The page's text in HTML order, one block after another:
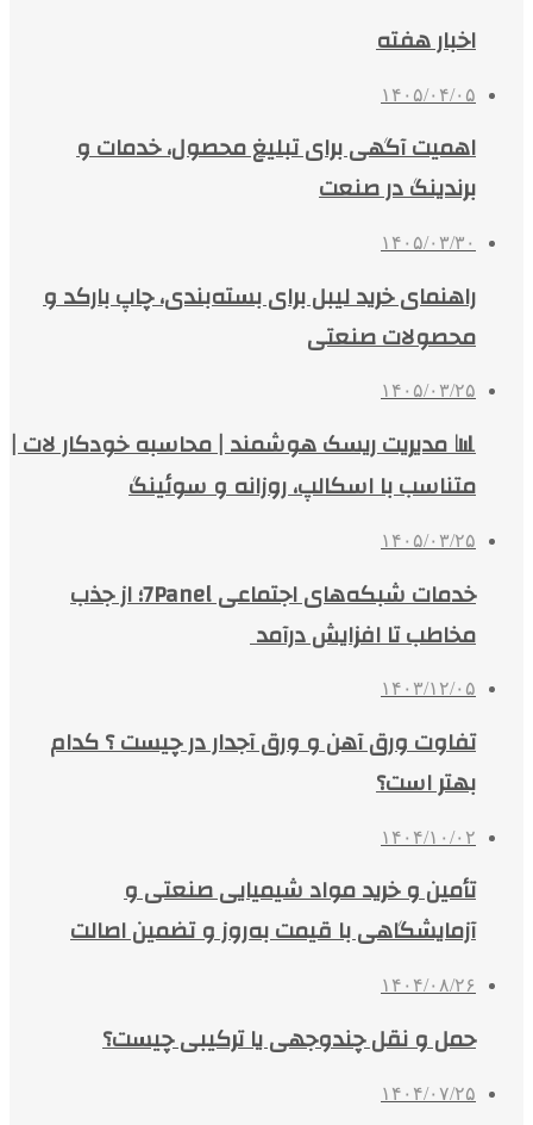
اخبار هفته
۱۴۰۵/۰۴/۰۵
اهمیت آگهی برای تبلیغ محصول، خدمات و
برندینگ در صنعت
۱۴۰۵/۰۳/۳۰
راهنمای خرید لیبل برای بسته‌بندی، چاپ بارکد و
محصولات صنعتی
۱۴۰۵/۰۳/۲۵
📊 مدیریت ریسک هوشمند | محاسبه خودکار لات |
متناسب با اسکالپ، روزانه و سوئینگ
۱۴۰۵/۰۳/۲۵
خدمات شبکه‌های اجتماعی 7Panel؛ از جذب
مخاطب تا افزایش درآمد
۱۴۰۳/۱۲/۰۵
تفاوت ورق آهن و ورق آجدار در چیست ؟ کدام
بهتر است؟
۱۴۰۴/۱۰/۰۲
تأمین و خرید مواد شیمیایی صنعتی و
آزمایشگاهی با قیمت به‌روز و تضمین اصالت
۱۴۰۴/۰۸/۲۶
حمل و نقل چندوجهی یا ترکیبی چیست؟
۱۴۰۴/۰۷/۲۵